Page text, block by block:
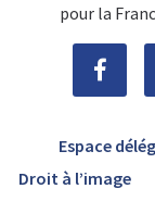
pour la
Espace
Droit à l’image